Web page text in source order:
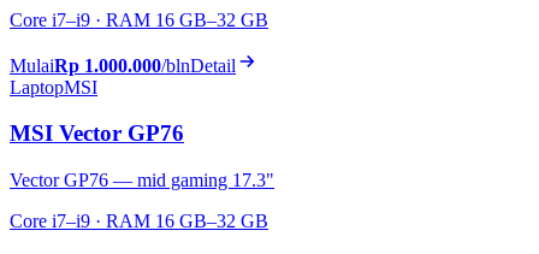
Core i7–i9 · RAM 16 GB–32 GB
MulaiRp 1.000.000/blnDetail
LaptopMSI
MSI Vector GP76
Vector GP76 — mid gaming 17.3"
Core i7–i9 · RAM 16 GB–32 GB